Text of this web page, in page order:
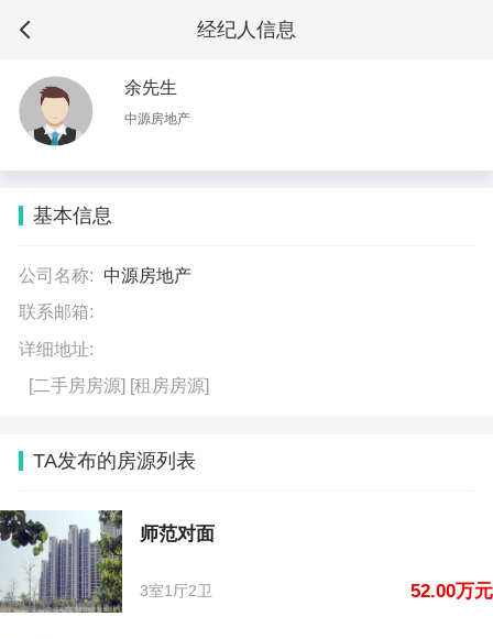
经纪人信息
余先生
中源房地产
基本信息
公司名称:
中源房地产
联系邮箱:
详细地址:
[二手房房源] [租房房源]
TA发布的房源列表
师范对面
3室1厅2卫 52.00万元